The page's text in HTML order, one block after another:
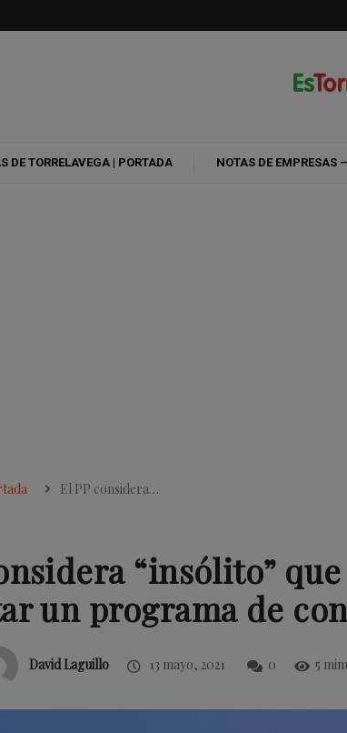
DE TORRELAVEGA | PORTADA NOTAS DE EMPRESAS
El PP considera…
“insólito”
un programa de
David Laguillo 13 mayo, 2021 0 5